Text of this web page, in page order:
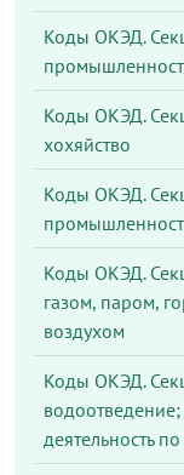
Коды ОКЭД.
Коды ОКЭД.
хохяйство
Коды ОКЭД.
Коды ОКЭД.
газом, паром,
воздухом
Коды ОКЭД.
деятельность